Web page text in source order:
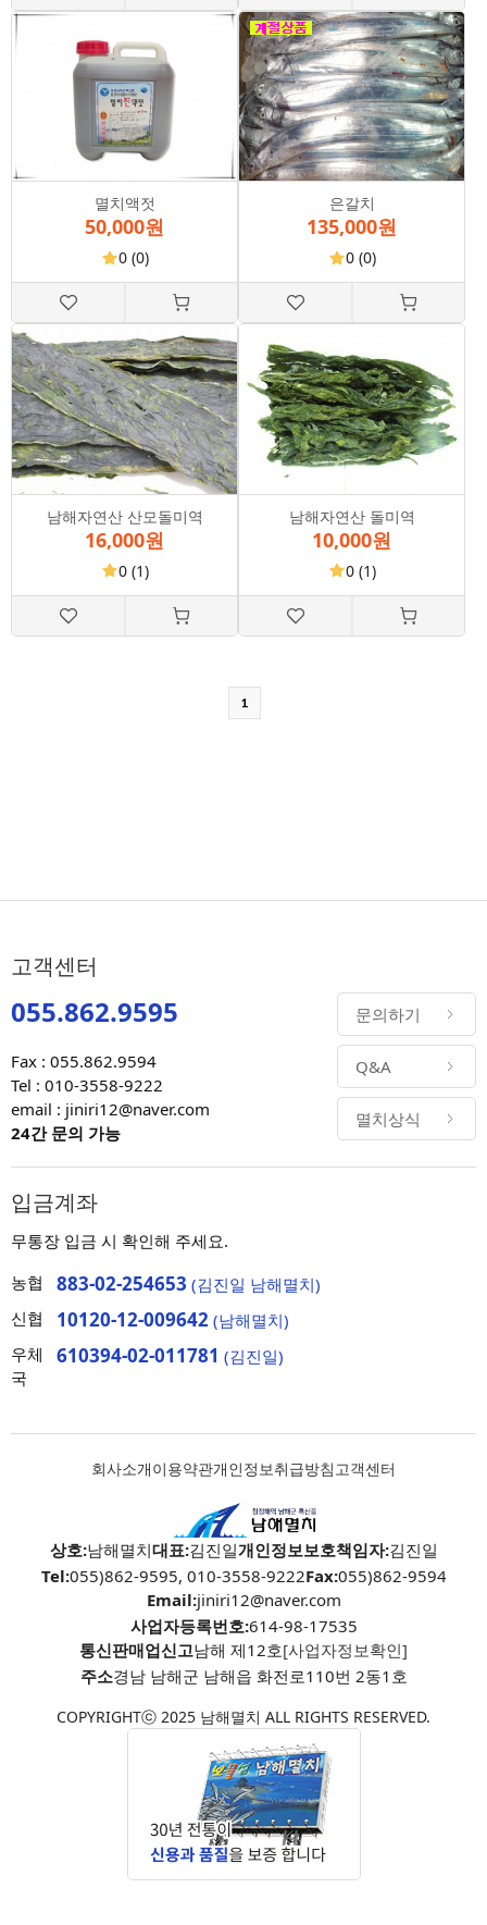
멸치액젓
50,000원
0 (0)
은갈치
135,000원
0 (0)
남해자연산 산모돌미역
16,000원
0 (1)
남해자연산 돌미역
10,000원
0 (1)
1
고객센터
055.862.9595
Fax : 055.862.9594
Tel : 010-3558-9222
email : jiniri12@naver.com
24간 문의 가능
문의하기
Q&A
멸치상식
입금계좌
무통장 입금 시 확인해 주세요.
농협
883-02-254653 (김진일 남해멸치)
신협
10120-12-009642 (남해멸치)
우체
국
610394-02-011781 (김진일)
회사소개이용약관개인정보취급방침 고객센터
상호:남해멸치대표:김진일개인정보보호책임자:김진일
Tel:055)862-9595, 010-3558-9222Fax:055)862-9594
Email:jiniri12@naver.com
사업자등록번호:614-98-17535
통신판매업신고남해 제12호[사업자정보확인]
주소경남 남해군 남해읍 화전로110번 2동1호
COPYRIGHTⓒ 2025 남해멸치 ALL RIGHTS RESERVED.